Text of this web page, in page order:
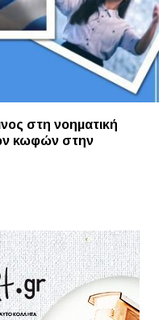
στη νοηματική
κωφών στην